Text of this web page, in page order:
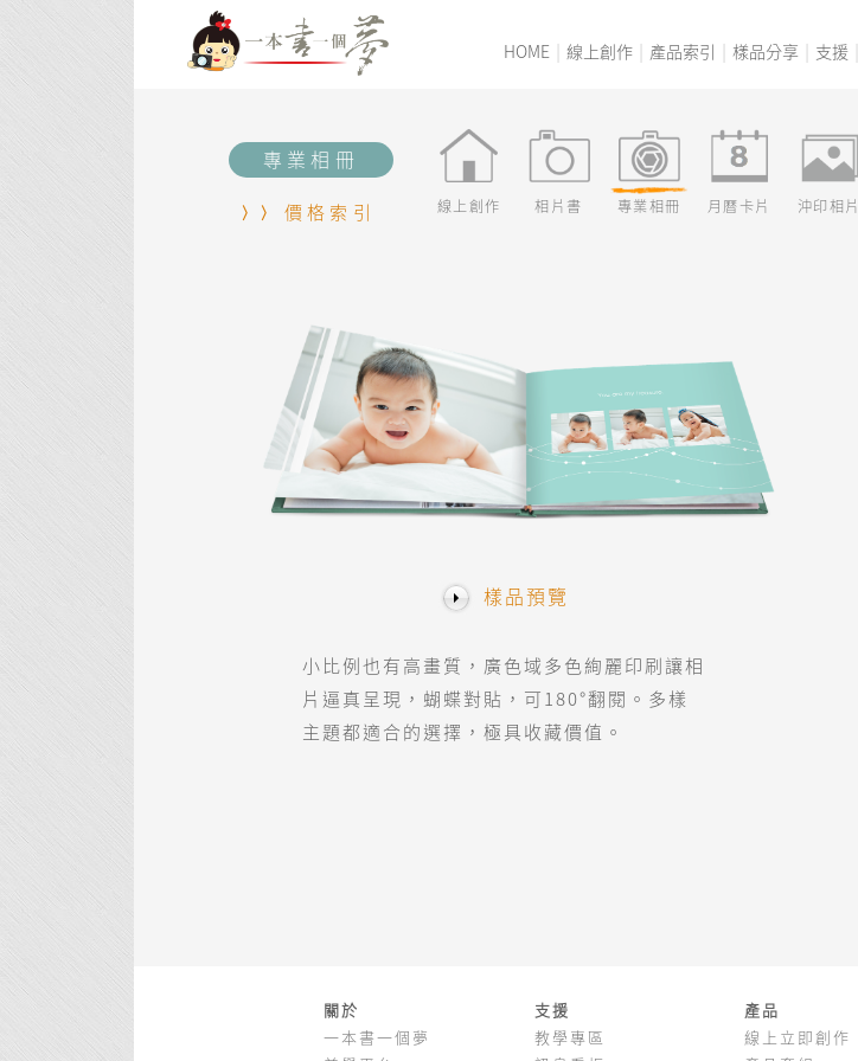
HOME 線上創作 產品索引 樣品分享 支援
專業相冊
價格索引 線上創作 相片書 專業相冊 月曆卡片 沖印相片
樣品預覽
小比例也有高畫質，廣色域多色絢麗印刷讓相
片逼真呈現，蝴蝶對貼，可180°翻閱。多樣
主題都適合的選擇，極具收藏價值。
關於
一本書一個夢
支援
教學專區
產品
線上立即創作